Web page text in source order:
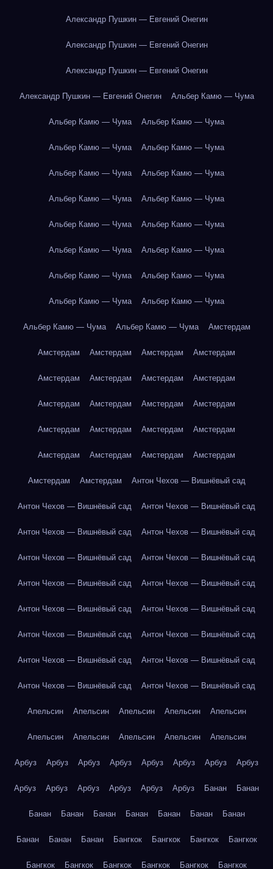
Александр Пушкин — Евгений Онегин
Александр Пушкин — Евгений Онегин
Александр Пушкин — Евгений Онегин
Александр Пушкин — Евгений Онегин Альбер Камю — Чума
Альбер Камю — Чума Альбер Камю — Чума
Альбер Камю — Чума Альбер Камю — Чума
Альбер Камю — Чума Альбер Камю — Чума
Альбер Камю — Чума Альбер Камю — Чума
Альбер Камю — Чума Альбер Камю — Чума
Альбер Камю — Чума Альбер Камю — Чума
Альбер Камю — Чума Альбер Камю — Чума
Альбер Камю — Чума Альбер Камю — Чума
Альбер Камю — Чума Альбер Камю — Чума Амстердам
Амстердам Амстердам Амстердам Амстердам
Амстердам Амстердам Амстердам Амстердам
Амстердам Амстердам Амстердам Амстердам
Амстердам Амстердам Амстердам Амстердам
Амстердам Амстердам Амстердам Амстердам
Амстердам Амстердам Антон Чехов — Вишнёвый сад
Антон Чехов — Вишнёвый сад Антон Чехов — Вишнёвый сад
Антон Чехов — Вишнёвый сад Антон Чехов — Вишнёвый сад
Антон Чехов — Вишнёвый сад Антон Чехов — Вишнёвый сад
Антон Чехов — Вишнёвый сад Антон Чехов — Вишнёвый сад
Антон Чехов — Вишнёвый сад Антон Чехов — Вишнёвый сад
Антон Чехов — Вишнёвый сад Антон Чехов — Вишнёвый сад
Антон Чехов — Вишнёвый сад Антон Чехов — Вишнёвый сад
Антон Чехов — Вишнёвый сад Антон Чехов — Вишнёвый сад
Апельсин Апельсин Апельсин Апельсин Апельсин
Апельсин Апельсин Апельсин Апельсин Апельсин
Арбуз Арбуз Арбуз Арбуз Арбуз Арбуз Арбуз Арбуз
Арбуз Арбуз Арбуз Арбуз Арбуз Арбуз Банан Банан
Банан Банан Банан Банан Банан Банан Банан
Банан Банан Банан Бангкок Бангкок Бангкок Бангкок
Бангкок Бангкок Бангкок Бангкок Бангкок Бангкок